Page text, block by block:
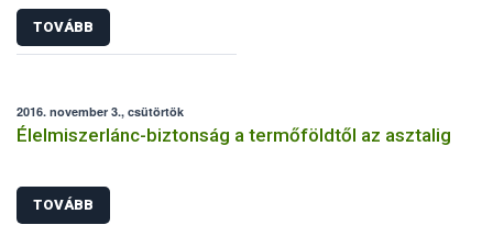
TOVÁBB
2016. november 3., csütörtök
Élelmiszerlánc-biztonság a termőföldtől az asztalig
TOVÁBB